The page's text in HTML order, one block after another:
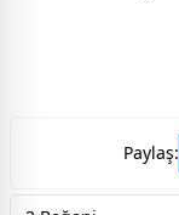
Paylaş: